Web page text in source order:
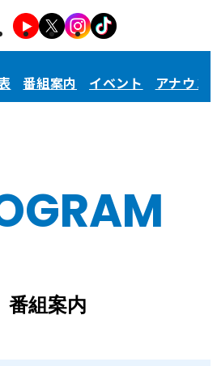
番組案内 イベント アナウン
番組案内